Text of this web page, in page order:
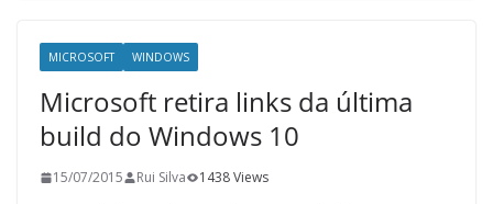
MICROSOFT WINDOWS
Microsoft retira links da última
build do Windows 10
15/07/2015 Rui Silva 1438 Views